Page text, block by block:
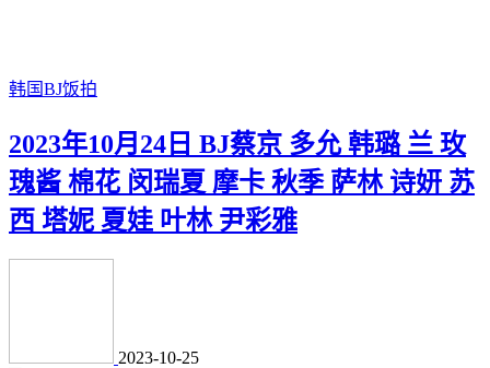
韩国BJ饭拍
2023年10月24日 BJ蔡京 多允 韩璐 兰 玫
瑰酱 棉花 闵瑞夏 摩卡 秋季 萨林 诗妍 苏
西 塔妮 夏娃 叶林 尹彩雅
2023-10-25